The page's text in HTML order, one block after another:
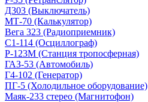
Д303 (Выключатель)
МТ-70 (Калькулятор)
Вега 323 (Радиоприемник)
С1-114 (Осциллограф)
Р-123М (Станция тропосферная)
ГАЗ-53 (Автомобиль)
Г4-102 (Генератор)
ПГ-5 (Холодильное оборудование)
Маяк-233 стерео (Магнитофон)